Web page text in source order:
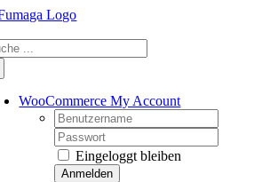
Skip
content
WooCommerce My Account
Username:
Password:
Eingeloggt bleiben